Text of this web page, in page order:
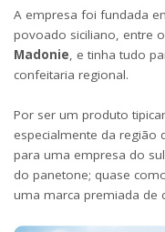
A empresa foi fundada
povoado siciliano, entre
Madonie , e tinha tudo
confeitaria regional.
Por ser um produto
especialmente da região
para uma empresa do
do panetone; quase
uma marca premiada de